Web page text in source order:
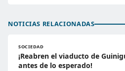
NOTICIAS RELACIONADAS
SOCIEDAD
¡Reabren el viaducto de
antes de lo esperado!